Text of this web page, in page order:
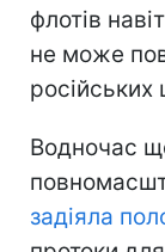
флотів
не може
російських
Водночас
задіяла